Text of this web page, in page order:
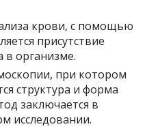
крови, с помощью
присутствие
в организме.
при котором
структура и форма
заключается в
исследовании.